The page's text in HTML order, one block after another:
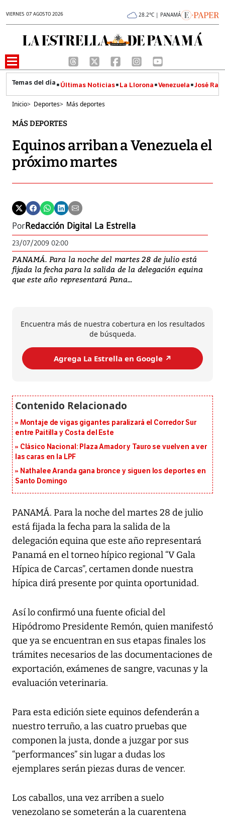
VIERNES 07 AGOSTO 2026 28.2°C | PANAMÁ
Últimas Noticias La Llorona Venezuela José
Inicio> Deportes> Más deportes
MÁS DEPORTES
Equinos arriban a Venezuela el
próximo martes
PorRedacción Digital La Estrella
23/07/2009 02:00
PANAMÁ. Para la noche del martes 28 de julio está
fijada la fecha para la salida de la delegación equina
que este año representará Pana...
Encuentra más de nuestra cobertura en los resultados
de búsqueda.
Agrega La Estrella en Google ↗️
Montaje de vigas gigantes paralizará el Corredor Sur
entre Paitilla y Costa del Este
Clásico Nacional: Plaza Amador y Tauro se vuelven a ver
las caras en la LPF
Nathalee Aranda gana bronce y siguen los deportes en
Santo Domingo
PANAMÁ. Para la noche del martes 28 de julio
está fijada la fecha para la salida de la
delegación equina que este año representará
Panamá en el torneo hípico regional “V Gala
Hípica de Carcas”, certamen donde nuestra
hípica dirá presente por quinta oportunidad.
Así lo confirmó una fuente oficial del
Hipódromo Presidente Remón, quien manifestó
que ya se encuentran en sus etapas finales los
trámites necesarios de las documentaciones de
exportación, exámenes de sangre, vacunas y la
evaluación veterinaria.
Para esta edición siete equinos defenderán a
nuestro terruño, a las cuatro pruebas que
componen la justa, donde a juzgar por sus
“performances” sin lugar a dudas los
ejemplares serán piezas duras de vencer.
Los caballos, una vez arriben a suelo
venezolano se someterán a la cuarentena